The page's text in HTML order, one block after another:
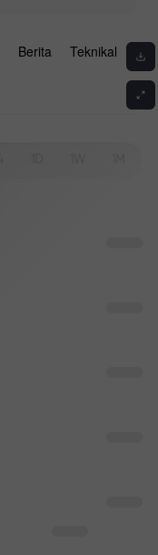
Berita Teknikal